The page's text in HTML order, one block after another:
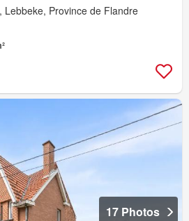
Lebbeke, Province de Flandre
17 Photos